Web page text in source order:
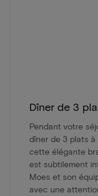
Dîner de 3
Pendant votre
dîner de 3 plats à
cette élégante
est subtilement
Moes et son
avec une